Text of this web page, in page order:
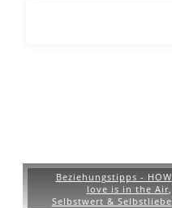
Beziehungstipps - HOW
love is in the Air,
Selbstwert & Selbstliebe